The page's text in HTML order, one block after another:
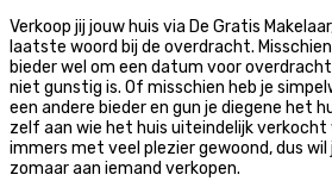
Verkoop jij jouw huis via De Gratis
laatste woord bij de overdracht.
bieder wel om een datum voor
niet gunstig is. Of misschien heb je
een andere bieder en gun je diegene het
zelf aan wie het huis uiteindelijk
immers met veel plezier gewoond, dus
zomaar aan iemand verkopen.